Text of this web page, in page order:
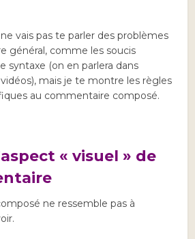
vais pas te parler des problèmes
général, comme les soucis
syntaxe (on en parlera dans
mais je te montre les règles
au commentaire composé.
« visuel » de
ne ressemble pas à